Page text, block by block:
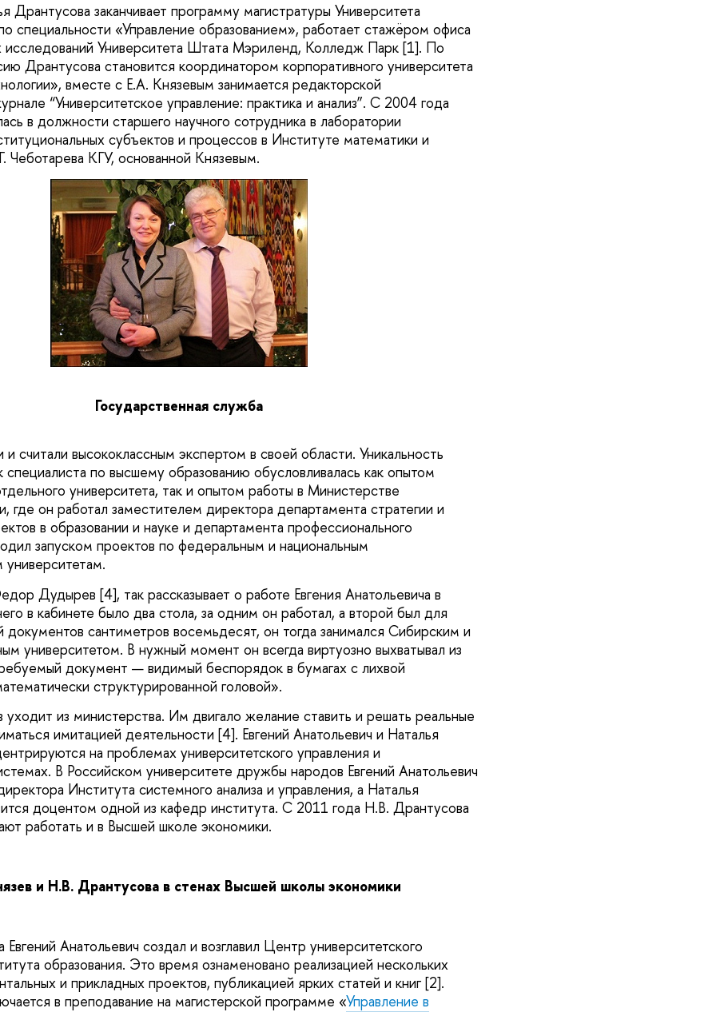
Дрантусова заканчивает программу магистратуры Университета
«Управление образованием», работает стажёром офиса
исследований Университета Штата Мэриленд, Колледж Парк [1]. По
Дрантусова становится координатором корпоративного университета
вместе с Е.А. Князевым занимается редакторской
“Университетское управление: практика и анализ”. С 2004 года
в должности старшего научного сотрудника в лаборатории
субъектов и процессов в Институте математики и
Чеботарева КГУ, основанной Князевым.
Государственная служба
считали высококлассным экспертом в своей области. Уникальность
специалиста по высшему образованию обусловливалась как опытом
университета, так и опытом работы в Министерстве
где он работал заместителем директора департамента стратегии и
в образовании и науке и департамента профессионального
запуском проектов по федеральным и национальным
университетам.
Дудырев [4], так рассказывает о работе Евгения Анатольевича в
в кабинете было два стола, за одним он работал, а второй был для
сантиметров восемьдесят, он тогда занимался Сибирским и
университетом. В нужный момент он всегда виртуозно выхватывал из
документ — видимый беспорядок в бумагах с лихвой
структурированной головой».
из министерства. Им двигало желание ставить и решать реальные
имитацией деятельности [4]. Евгений Анатольевич и Наталья
на проблемах университетского управления и
В Российском университете дружбы народов Евгений Анатольевич
Института системного анализа и управления, а Наталья
доцентом одной из кафедр института. С 2011 года Н.В. Дрантусова
работать и в Высшей школе экономики.
и Н.В. Дрантусова в стенах Высшей школы экономики
Евгений Анатольевич создал и возглавил Центр университетского
образования. Это время ознаменовано реализацией нескольких
и прикладных проектов, публикацией ярких статей и книг [2].
в преподавание на магистерской программе «Управление в